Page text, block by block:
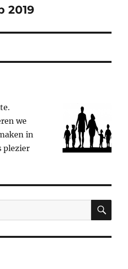
2019
we
in
plezier